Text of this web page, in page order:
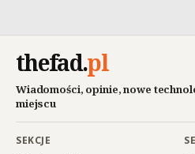
thefad.pl
Wiadomości, opinie, nowe
miejscu
SEKCJE